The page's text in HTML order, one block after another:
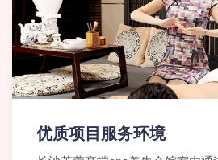
优质项目服务环境